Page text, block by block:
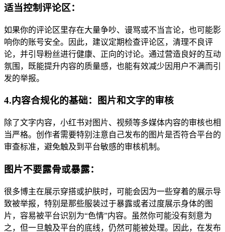
适当控制评论区：
如果你的评论区里存在大量争吵、谩骂或不当言论，也可能影
响你的账号安全。因此，建议定期检查评论区，清理不良评
论，并引导粉丝进行健康、正向的讨论。通过营造良好的互动
氛围，既能提升内容的质量感，也能有效减少因用户不满而引
发的举报。
4.内容合规化的基础：图片和文字的审核
除了文字内容，小红书对图片、视频等多媒体内容的审核也相
当严格。创作者需要特别注意自己发布的图片是否符合平台的
审查标准，避免触及到平台敏感的审核机制。
图片不要露骨或暴露：
很多博主在展示穿搭或护肤时，可能会因为一些穿着的展示导
致被举报，特别是那些服装过于暴露或者过度展示身体的图
片，容易被平台识别为“色情”内容。虽然你可能没有刻意为
之，但一旦触及平台的底线，仍然可能被处理。因此，在发布